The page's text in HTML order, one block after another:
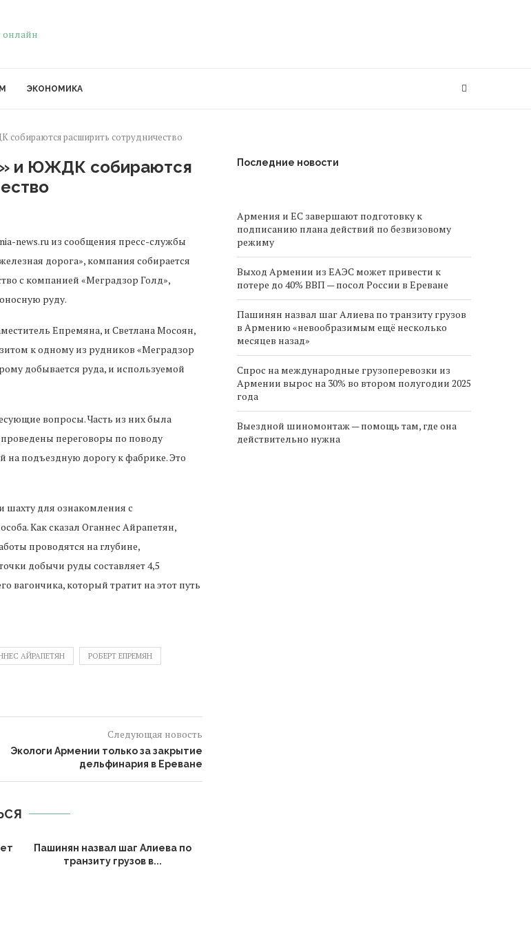
ЭКОНОМИКА
расширить сотрудничество
и ЮЖДК собираются
news.ru из сообщения пресс-службы
дорога», компания собирается
с компанией «Меградзор Голд»,
руду.
Епремяна, и Светлана Мосоян,
к одному из рудников «Меградзор
добывается руда, и используемой
вопросы. Часть из них была
переговоры по поводу
на подъездную дорогу к фабрике. Это
для ознакомления с
Как сказал Оганнес Айрапетян,
проводятся на глубине,
добычи руды составляет 4,5
вагончика, который тратит на этот путь
АЙРАПЕТЯН РОБЕРТ ЕПРЕМЯН
Следующая новость
Экологи Армении только за закрытие
дельфинария в Ереване
Пашинян назвал шаг Алиева по
транзиту грузов в...
Последние новости
Армения и ЕС завершают подготовку к
подписанию плана действий по безвизовому
режиму
Выход Армении из ЕАЭС может привести к
потере до 40% ВВП — посол России в Ереване
Пашинян назвал шаг Алиева по транзиту грузов
в Армению «невообразимым ещё несколько
месяцев назад»
Спрос на международные грузоперевозки из
Армении вырос на 30% во втором полугодии 2025
года
Выездной шиномонтаж — помощь там, где она
действительно нужна